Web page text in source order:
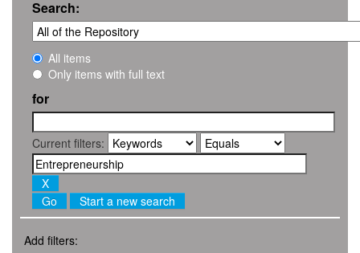
Search:
All items
Only items with full text
for
Current filters:
Start a new search
Add filters: